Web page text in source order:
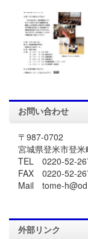
お問い合わせ
〒987-0702
宮城県登米市登
TEL 0220-52-
FAX 0220-52-
Mail tome-
外部リンク